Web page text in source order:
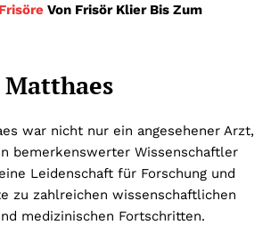
Von Frisör Klier Bis Zum
war nicht nur ein angesehener Arzt,
bemerkenswerter Wissenschaftler
Leidenschaft für Forschung und
zu zahlreichen wissenschaftlichen
medizinischen Fortschritten.